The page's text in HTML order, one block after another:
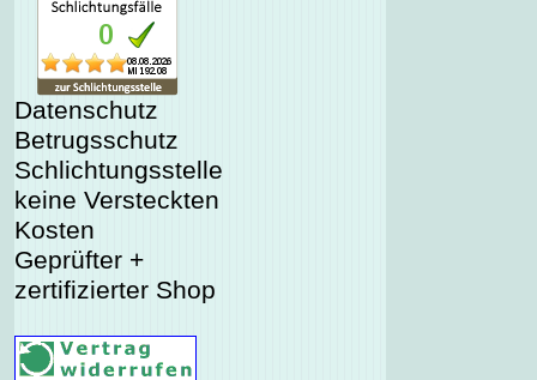
Datenschutz
Betrugsschutz
Schlichtungsstelle
keine Versteckten
Kosten
Geprüfter +
zertifizierter Shop